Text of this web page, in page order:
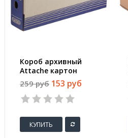
Короб архивный
Attache картон
синий 256х75х322 мм
259 руб 153 руб
КУПИТЬ